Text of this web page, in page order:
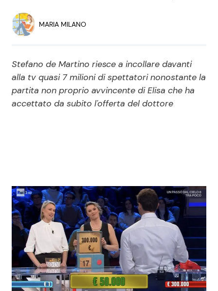
Economia
Persone Scomparse
Politica
Programmi TV
Reality e Talent
News Musica
News Spettacolo
Benessere
Casa
Cucina e Ricette
Consigli di Cucina
MARIA MILANO
Stefano de Martino riesce a incollare davanti
alla tv quasi 7 milioni di spettatori nonostante la
partita non proprio avvincente di Elisa che ha
accettato da subito l'offerta del dottore